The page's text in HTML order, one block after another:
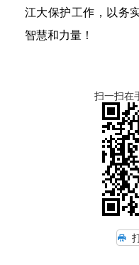
江大保护工作，以务
智慧和力量！
扫一扫在